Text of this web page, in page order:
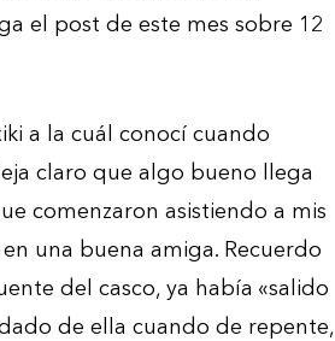
el post de este mes sobre 12
a la cuál conocí cuando
claro que algo bueno llega
comenzaron asistiendo a mis
una buena amiga. Recuerdo
del casco, ya había «salido
de ella cuando de repente,